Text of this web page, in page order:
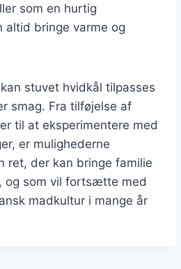
som en hurtig
altid bringe varme og
stuvet hvidkål tilpasses
smag. Fra tilføjelse af
til at eksperimentere med
er mulighederne
ret, der kan bringe familie
og som vil fortsætte med
madkultur i mange år